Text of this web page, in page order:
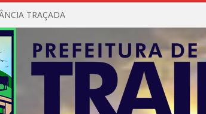
TRAÇADA